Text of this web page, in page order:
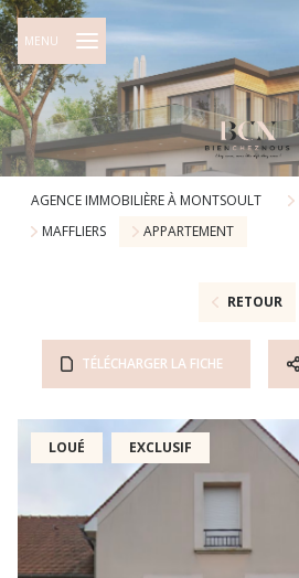
MENU
AGENCE IMMOBILIÈRE À MONTSOULT
MAFFLIERS
APPARTEMENT
RETOUR
TÉLÉCHARGER LA FICHE
LOUÉ EXCLUSIF